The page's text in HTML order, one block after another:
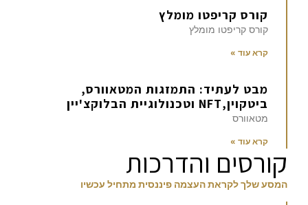
קורס קריפטו מומלץ
קורס קריפטו מומלץ
קרא עוד »
מבט לעתיד: התמזגות המטאוורס,
ביטקוין,NFT וטכנולוגיית הבלוקצ'יין
מטאוורס
קרא עוד »
קורסים והדרכות
המסע שלך לקראת העצמה פיננסית מתחיל עכשיו